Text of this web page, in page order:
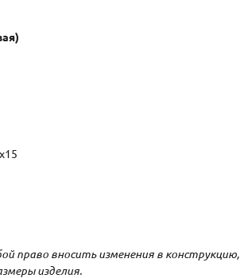
право вносить изменения в конструкцию,
изделия.